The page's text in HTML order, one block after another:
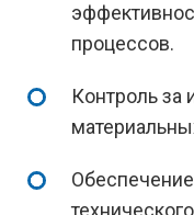
процессов.
Контроль за